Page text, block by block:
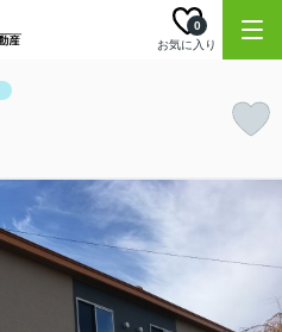
お気に入り
0